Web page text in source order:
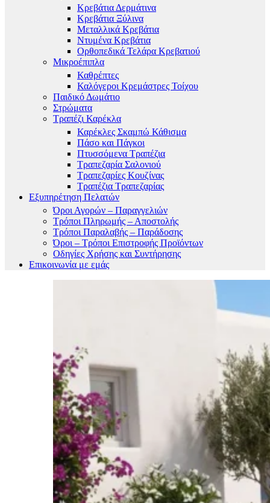
Κρεβάτια Δερμάτινα
Κρεβάτια Ξύλινα
Μεταλλικά Κρεβάτια
Ντυμένα Κρεβάτια
Ορθοπεδικά Τελάρα Κρεβατιού
Μικροέπιπλα
Καθρέπτες
Καλόγεροι Κρεμάστρες Τοίχου
Παιδικό Δωμάτιο
Στρώματα
Τραπέζι Καρέκλα
Καρέκλες Σκαμπώ Κάθισμα
Πάσο και Πάγκοι
Πτυσσόμενα Τραπέζια
Τραπεζαρία Σαλονιού
Τραπεζαρίες Κουζίνας
Τραπέζια Τραπεζαρίας
Εξυπηρέτηση Πελατών
Όροι Αγορών – Παραγγελιών
Τρόποι Πληρωμής – Αποστολής
Τρόποι Παραλαβής – Παράδοσης
Όροι – Τρόποι Επιστροφής Προϊόντων
Οδηγίες Χρήσης και Συντήρησης
Επικοινωνία με εμάς